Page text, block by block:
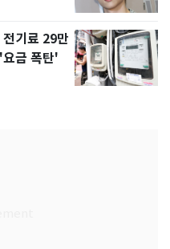
기료 29만
금 폭탄'